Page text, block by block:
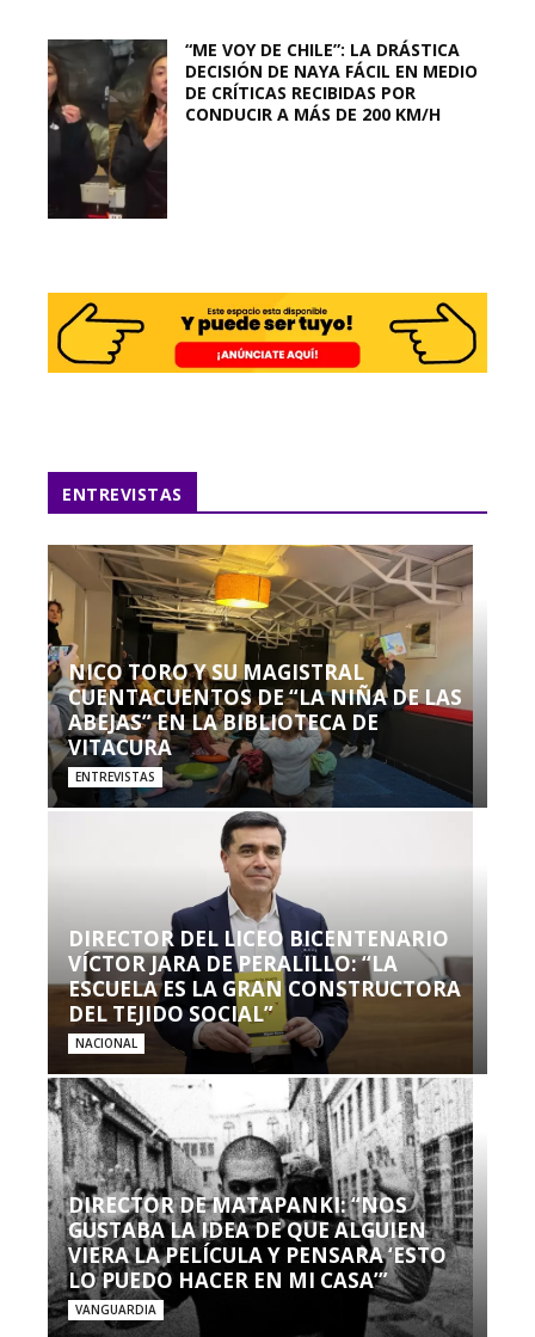
“ME VOY DE CHILE”: LA DRÁSTICA
DECISIÓN DE NAYA FÁCIL EN MEDIO
DE CRÍTICAS RECIBIDAS POR
CONDUCIR A MÁS DE 200 KM/H
ENTREVISTAS
NICO TORO Y SU MAGISTRAL
CUENTACUENTOS DE “LA NIÑA DE LAS
ABEJAS” EN LA BIBLIOTECA DE
VITACURA
ENTREVISTAS
DIRECTOR DEL LICEO BICENTENARIO
VÍCTOR JARA DE PERALILLO: “LA
ESCUELA ES LA GRAN CONSTRUCTORA
DEL TEJIDO SOCIAL”
NACIONAL
DIRECTOR DE MATAPANKI: “NOS
GUSTABA LA IDEA DE QUE ALGUIEN
VIERA LA PELÍCULA Y PENSARA ‘ESTO
LO PUEDO HACER EN MI CASA’”
VANGUARDIA